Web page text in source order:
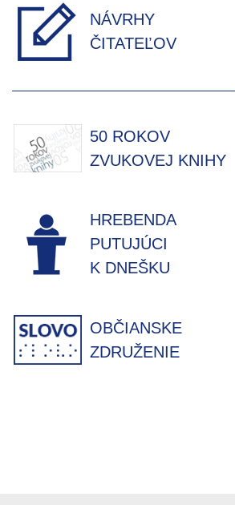
NÁVRHY
ČITATEĽOV
50 ROKOV
ZVUKOVEJ KNIHY
HREBENDA
PUTUJÚCI
K DNEŠKU
OBČIANSKE
ZDRUŽENIE